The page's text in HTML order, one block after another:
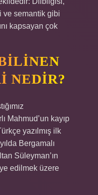
ve semantik gibi
kapsayan çok
NEDIR?
Mahmud’un kayıp
yazılmış ilk
Bergamalı
Süleyman’ın
edilmek üzere